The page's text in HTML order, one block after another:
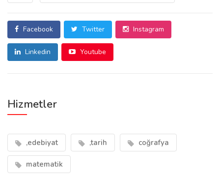
Facebook Twitter Instagram
Linkedin Youtube
Hizmetler
,edebiyat ,tarih coğrafya
matematik